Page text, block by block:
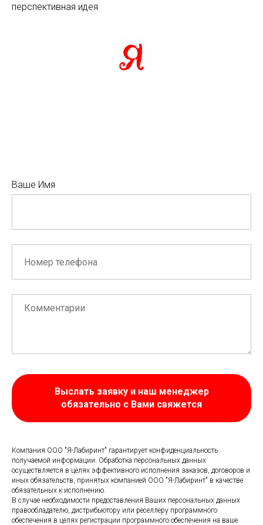
перспективная идея
Ваше Имя
Выслать заявку и наш менеджер
обязательно с Вами свяжется
Компания ООО "Я-Лабиринт" гарантирует конфиденциальность
получаемой информации. Обработка персональных данных
осуществляется в целях эффективного исполнения заказов, договоров и
иных обязательств, принятых компанией ООО "Я-Лабиринт" в качестве
обязательных к исполнению.
В случае необходимости предоставления Ваших персональных данных
правообладателю, дистрибьютору или реселлеру программного
обеспечения в целях регистрации программного обеспечения на ваше